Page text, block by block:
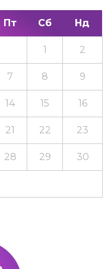
Пт Сб Нд
1 2
7 8 9
14 15 16
21 22 23
28 29 30